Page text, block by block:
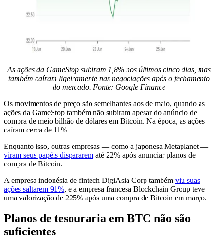
As ações da GameStop subiram 1,8% nos últimos cinco dias, mas
também caíram ligeiramente nas negociações após o fechamento
do mercado. Fonte: Google Finance
Os movimentos de preço são semelhantes aos de maio, quando as
ações da GameStop também não subiram apesar do anúncio de
compra de meio bilhão de dólares em Bitcoin. Na época, as ações
caíram cerca de 11%.
Enquanto isso, outras empresas — como a japonesa Metaplanet —
viram seus papéis dispararem até 22% após anunciar planos de
compra de Bitcoin.
A empresa indonésia de fintech DigiAsia Corp também viu suas
ações saltarem 91%, e a empresa francesa Blockchain Group teve
uma valorização de 225% após uma compra de Bitcoin em março.
Planos de tesouraria em BTC não são
suficientes